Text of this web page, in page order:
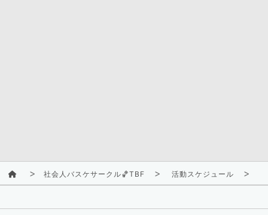
社会人バスケサークル🏀TBF 活動スケジュール